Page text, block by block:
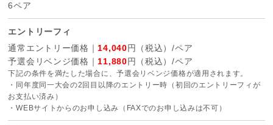
6ペア
エントリーフィ
通常エントリー価格｜ 14,040円（税込）/ペア
予選会リベンジ価格｜ 11,880円（税込）/ペア
下記の条件を満たした場合に、予選会リベンジ価格が適用されます。
・同年度同一大会の2回目以降のエントリー時（初回のエントリーフィが
お支払い済み）
・WEBサイトからのお申し込み（FAXでのお申し込みは不可）